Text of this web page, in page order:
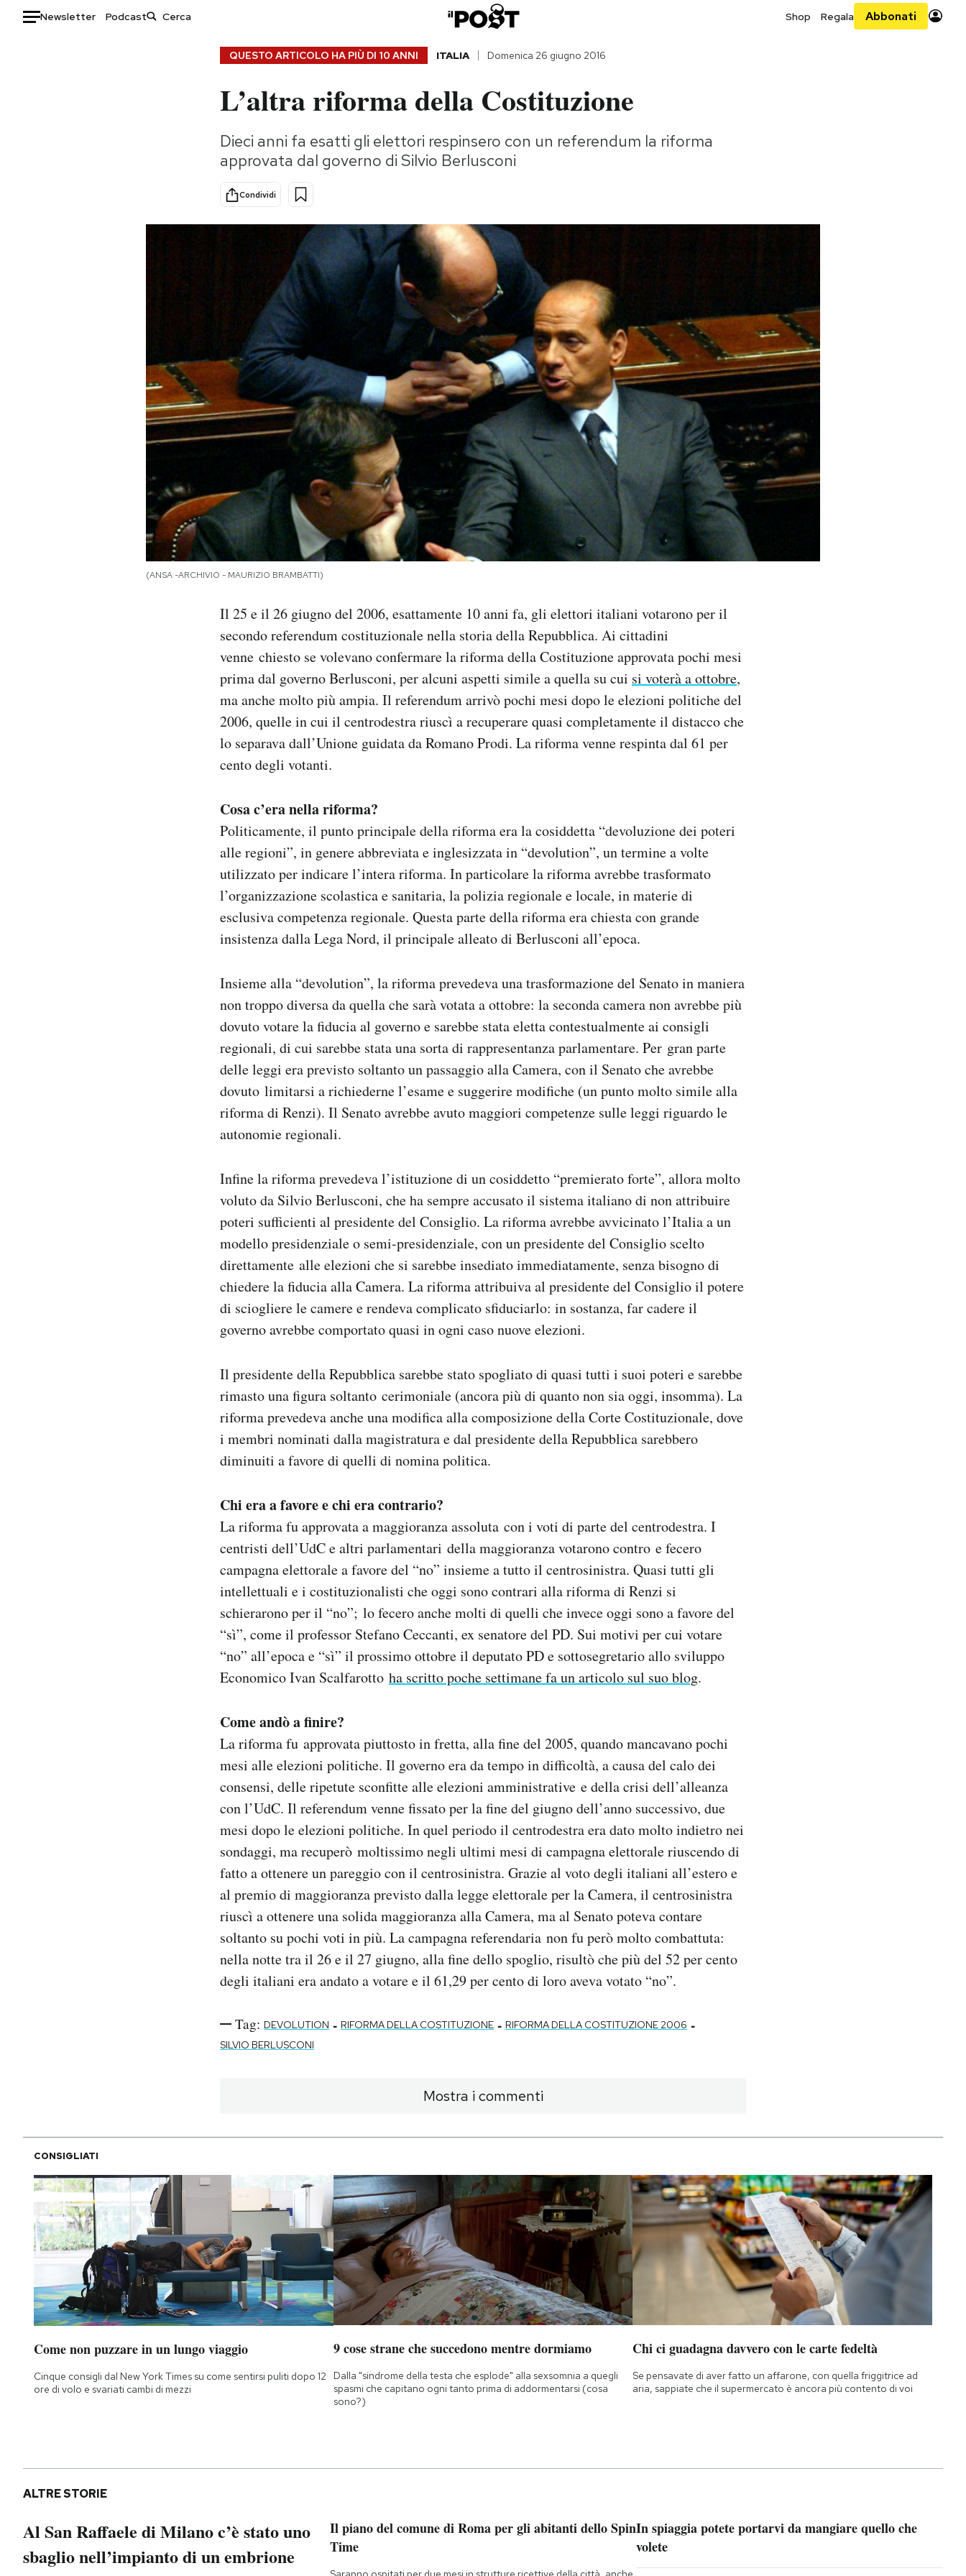
Newsletter Podcast Shop Regala Abbonati
Consumismi
Storie/Idee
Ok Boomer!
Media
Mondiali calcio 2026
QUESTO ARTICOLO HA PIÙ DI 10 ANNI ITALIA Domenica 26 giugno 2016
L’altra riforma della Costituzione
Dieci anni fa esatti gli elettori respinsero con un referendum la riforma
approvata dal governo di Silvio Berlusconi
Condividi
(ANSA -ARCHIVIO - MAURIZIO BRAMBATTI)
Il 25 e il 26 giugno del 2006, esattamente 10 anni fa, gli elettori italiani votarono per il
secondo referendum costituzionale nella storia della Repubblica. Ai cittadini
venne chiesto se volevano confermare la riforma della Costituzione approvata pochi mesi
prima dal governo Berlusconi, per alcuni aspetti simile a quella su cui si voterà a ottobre,
ma anche molto più ampia. Il referendum arrivò pochi mesi dopo le elezioni politiche del
2006, quelle in cui il centrodestra riuscì a recuperare quasi completamente il distacco che
lo separava dall’Unione guidata da Romano Prodi. La riforma venne respinta dal 61 per
cento degli votanti.
Cosa c’era nella riforma?
Politicamente, il punto principale della riforma era la cosiddetta “devoluzione dei poteri
alle regioni”, in genere abbreviata e inglesizzata in “devolution”, un termine a volte
utilizzato per indicare l’intera riforma. In particolare la riforma avrebbe trasformato
l’organizzazione scolastica e sanitaria, la polizia regionale e locale, in materie di
esclusiva competenza regionale. Questa parte della riforma era chiesta con grande
insistenza dalla Lega Nord, il principale alleato di Berlusconi all’epoca.
Insieme alla “devolution”, la riforma prevedeva una trasformazione del Senato in maniera
non troppo diversa da quella che sarà votata a ottobre: la seconda camera non avrebbe più
dovuto votare la fiducia al governo e sarebbe stata eletta contestualmente ai consigli
regionali, di cui sarebbe stata una sorta di rappresentanza parlamentare. Per gran parte
delle leggi era previsto soltanto un passaggio alla Camera, con il Senato che avrebbe
dovuto limitarsi a richiederne l’esame e suggerire modifiche (un punto molto simile alla
riforma di Renzi). Il Senato avrebbe avuto maggiori competenze sulle leggi riguardo le
autonomie regionali.
Infine la riforma prevedeva l’istituzione di un cosiddetto “premierato forte”, allora molto
voluto da Silvio Berlusconi, che ha sempre accusato il sistema italiano di non attribuire
poteri sufficienti al presidente del Consiglio. La riforma avrebbe avvicinato l’Italia a un
modello presidenziale o semi-presidenziale, con un presidente del Consiglio scelto
direttamente alle elezioni che si sarebbe insediato immediatamente, senza bisogno di
chiedere la fiducia alla Camera. La riforma attribuiva al presidente del Consiglio il potere
di sciogliere le camere e rendeva complicato sfiduciarlo: in sostanza, far cadere il
governo avrebbe comportato quasi in ogni caso nuove elezioni.
Il presidente della Repubblica sarebbe stato spogliato di quasi tutti i suoi poteri e sarebbe
rimasto una figura soltanto cerimoniale (ancora più di quanto non sia oggi, insomma). La
riforma prevedeva anche una modifica alla composizione della Corte Costituzionale, dove
i membri nominati dalla magistratura e dal presidente della Repubblica sarebbero
diminuiti a favore di quelli di nomina politica.
Chi era a favore e chi era contrario?
La riforma fu approvata a maggioranza assoluta con i voti di parte del centrodestra. I
centristi dell’UdC e altri parlamentari della maggioranza votarono contro e fecero
campagna elettorale a favore del “no” insieme a tutto il centrosinistra. Quasi tutti gli
intellettuali e i costituzionalisti che oggi sono contrari alla riforma di Renzi si
schierarono per il “no”; lo fecero anche molti di quelli che invece oggi sono a favore del
“sì”, come il professor Stefano Ceccanti, ex senatore del PD. Sui motivi per cui votare
“no” all’epoca e “sì” il prossimo ottobre il deputato PD e sottosegretario allo sviluppo
Economico Ivan Scalfarotto ha scritto poche settimane fa un articolo sul suo blog.
Come andò a finire?
La riforma fu approvata piuttosto in fretta, alla fine del 2005, quando mancavano pochi
mesi alle elezioni politiche. Il governo era da tempo in difficoltà, a causa del calo dei
consensi, delle ripetute sconfitte alle elezioni amministrative e della crisi dell’alleanza
con l’UdC. Il referendum venne fissato per la fine del giugno dell’anno successivo, due
mesi dopo le elezioni politiche. In quel periodo il centrodestra era dato molto indietro nei
sondaggi, ma recuperò moltissimo negli ultimi mesi di campagna elettorale riuscendo di
fatto a ottenere un pareggio con il centrosinistra. Grazie al voto degli italiani all’estero e
al premio di maggioranza previsto dalla legge elettorale per la Camera, il centrosinistra
riuscì a ottenere una solida maggioranza alla Camera, ma al Senato poteva contare
soltanto su pochi voti in più. La campagna referendaria non fu però molto combattuta:
nella notte tra il 26 e il 27 giugno, alla fine dello spoglio, risultò che più del 52 per cento
degli italiani era andato a votare e il 61,29 per cento di loro aveva votato “no”.
Tag: DEVOLUTION - RIFORMA DELLA COSTITUZIONE - RIFORMA DELLA COSTITUZIONE 2006 -
SILVIO BERLUSCONI
Mostra i commenti
CONSIGLIATI
Come non puzzare in un lungo viaggio
Cinque consigli dal New York Times su come sentirsi puliti dopo 12
ore di volo e svariati cambi di mezzi
9 cose strane che succedono mentre dormiamo
Dalla "sindrome della testa che esplode" alla sexsomnia a quegli
spasmi che capitano ogni tanto prima di addormentarsi (cosa
sono?)
Chi ci guadagna davvero con le carte fedeltà
Se pensavate di aver fatto un affarone, con quella friggitrice ad
aria, sappiate che il supermercato è ancora più contento di voi
ALTRE STORIE
Al San Raffaele di Milano c’è stato uno
sbaglio nell’impianto di un embrione
Il piano del comune di Roma per gli abitanti dello Spin
Time
In spiaggia potete portarvi da mangiare quello che
volete